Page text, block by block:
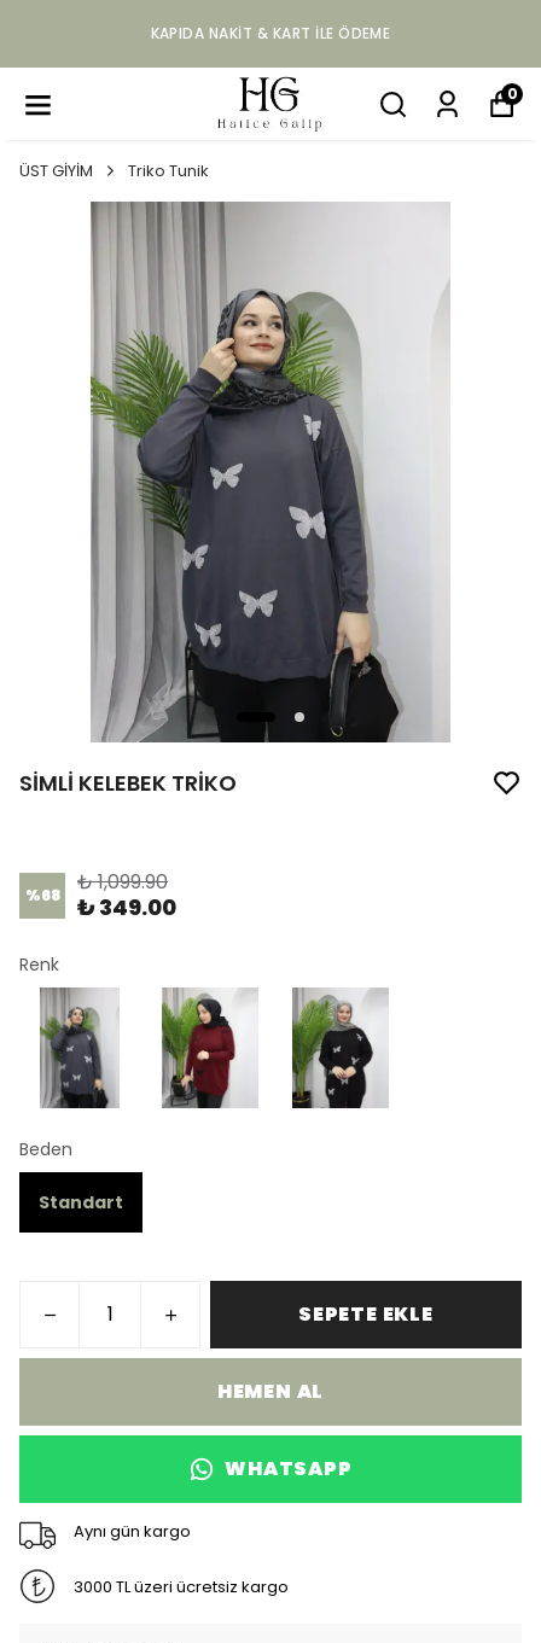
KAPIDA NAKIT & KART ILE ÖDEME
0
ÜST GİYİM Triko Tunik
SİMLİ KELEBEK TRİKO
%68 ₺ 1,099.90
₺ 349.00
Renk
Beden
Standart
SEPETE EKLE
HEMEN AL
WHATSAPP
Aynı gün kargo
3000 TL üzeri ücretsiz kargo